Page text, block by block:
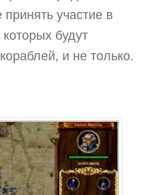
участие в
будут
и не только.